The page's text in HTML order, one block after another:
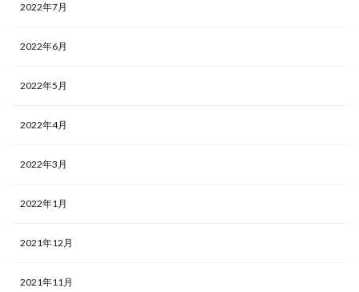
2022年7月
2022年6月
2022年5月
2022年4月
2022年3月
2022年1月
2021年12月
2021年11月